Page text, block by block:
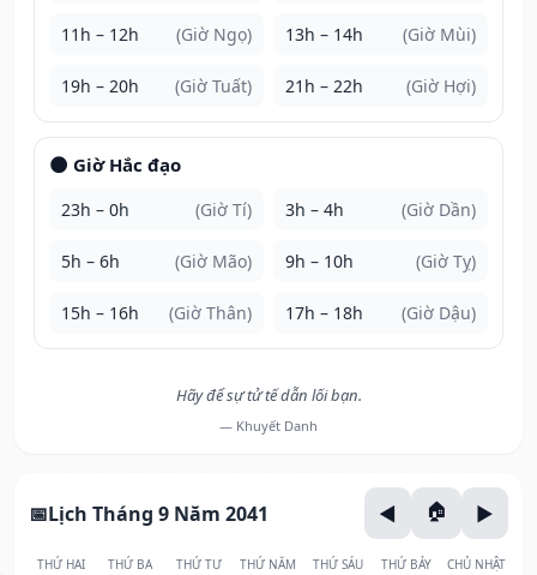
11h – 12h (Giờ Ngọ) 13h – 14h (Giờ Mùi)
19h – 20h (Giờ Tuất) 21h – 22h (Giờ Hợi)
🌑 Giờ Hắc đạo
23h – 0h (Giờ Tí) 3h – 4h (Giờ Dần)
5h – 6h (Giờ Mão) 9h – 10h (Giờ Tỵ)
15h – 16h (Giờ Thân) 17h – 18h (Giờ Dậu)
Hãy để sự tử tế dẫn lối bạn.
— Khuyết Danh
Lịch Tháng 9 Năm 2041
THỨ HAI THỨ BA THỨ TƯ THỨ NĂM THỨ SÁU THỨ BẢY CHỦ NHẬT